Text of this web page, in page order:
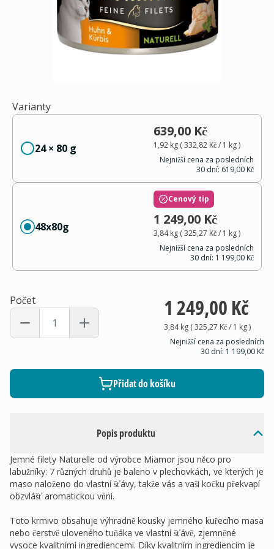
Popis produktu
Jemné filety Naturelle od výrobce Miamor jsou něco pro
labužníky: 7 různých druhů je baleno v plechovkách, ve kterých je
maso naloženo do vlastní šťávy, takže vás a vaši kočku překvapí
obzvlášť aromatickou vůní.
Toto krmivo obsahuje výhradně kousky jemného kuřecího masa
nebo čerstvě uloveného tuňáka ve vlastní šťávě, zjemněné
vysoce kvalitními ingrediencemi. Díky kvalitním ingrediencím je
Varianty
24 × 80 g
639,00 Kč
1,92 kg(332,82 Kč/ 1 kg)
Nejnižší cena za posledních
30 dní: 619,00 Kč
48x80g
Cenový tip
1 249,00 Kč
3,84 kg(325,27 Kč/ 1 kg)
Nejnižší cena za posledních
30 dní: 1 199,00 Kč
Počet 1 249,00 Kč
3,84 kg(325,27 Kč/ 1 kg)
Nejnižší cena za posledních
30 dní: 1 199,00 Kč
Přidat do košíku